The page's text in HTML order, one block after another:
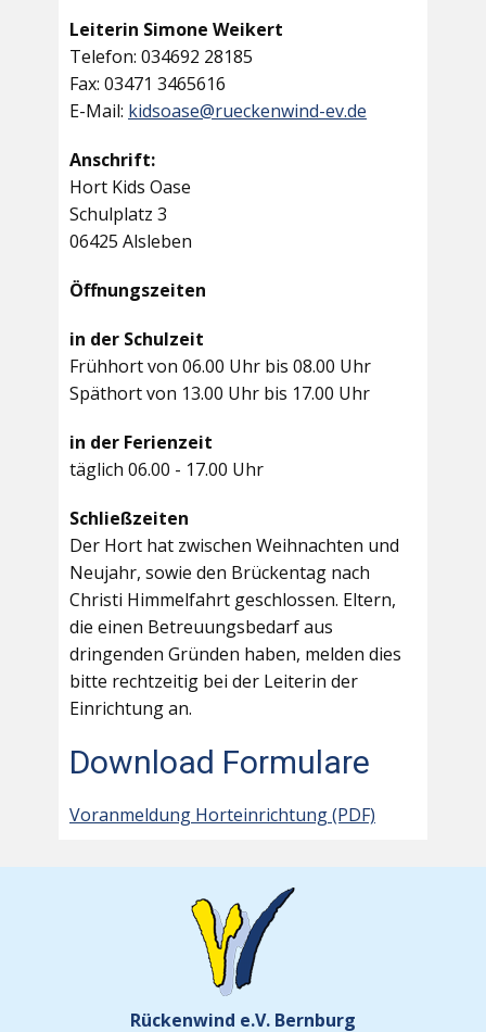
Leiterin Simone Weikert
Telefon: 034692 28185
Fax: 03471 3465616
E-Mail: kidsoase@rueckenwind-ev.de
Anschrift:
Hort Kids Oase
Schulplatz 3
06425 Alsleben
Öffnungszeiten
in der Schulzeit
Frühhort von 06.00 Uhr bis 08.00 Uhr
Späthort von 13.00 Uhr bis 17.00 Uhr
in der Ferienzeit
täglich 06.00 - 17.00 Uhr
Schließzeiten
Der Hort hat zwischen Weihnachten und
Neujahr, sowie den Brückentag nach
Christi Himmelfahrt geschlossen. Eltern,
die einen Betreuungsbedarf aus
dringenden Gründen haben, melden dies
bitte rechtzeitig bei der Leiterin der
Einrichtung an.
Download Formulare
Voranmeldung Horteinrichtung (PDF)
Rückenwind e.V. Bernburg